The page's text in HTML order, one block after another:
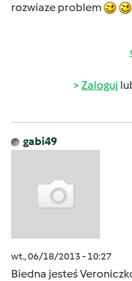
rozwiaze problem
Zaloguj
gabi49
wt., 06/18/2013 - 10:27
Biedna jesteś